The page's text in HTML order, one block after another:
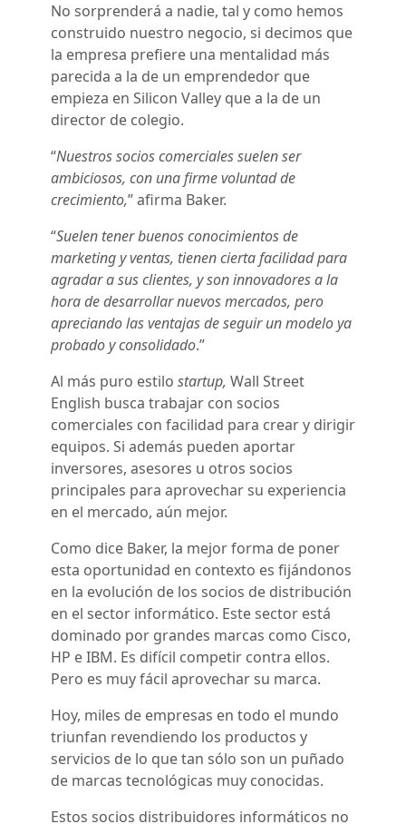
No sorprenderá a nadie, tal y como hemos
construido nuestro negocio, si decimos que
la empresa prefiere una mentalidad más
parecida a la de un emprendedor que
empieza en Silicon Valley que a la de un
director de colegio.
“Nuestros socios comerciales suelen ser
ambiciosos, con una firme voluntad de
crecimiento,” afirma Baker.
“Suelen tener buenos conocimientos de
marketing y ventas, tienen cierta facilidad para
agradar a sus clientes, y son innovadores a la
hora de desarrollar nuevos mercados, pero
apreciando las ventajas de seguir un modelo ya
probado y consolidado.”
Al más puro estilo startup, Wall Street
English busca trabajar con socios
comerciales con facilidad para crear y dirigir
equipos. Si además pueden aportar
inversores, asesores u otros socios
principales para aprovechar su experiencia
en el mercado, aún mejor.
Como dice Baker, la mejor forma de poner
esta oportunidad en contexto es fijándonos
en la evolución de los socios de distribución
en el sector informático. Este sector está
dominado por grandes marcas como Cisco,
HP e IBM. Es difícil competir contra ellos.
Pero es muy fácil aprovechar su marca.
Hoy, miles de empresas en todo el mundo
triunfan revendiendo los productos y
servicios de lo que tan sólo son un puñado
de marcas tecnológicas muy conocidas.
Estos socios distribuidores informáticos no